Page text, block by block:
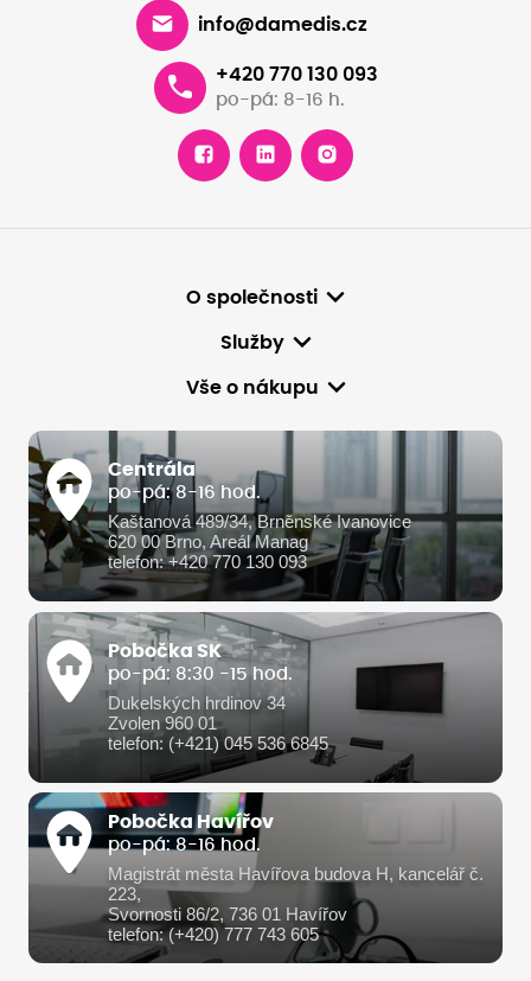
info@damedis.cz
+420 770 130 093
po-pá: 8-16 h.
O společnosti
Služby
Vše o nákupu
Centrála
po-pá: 8-16 hod.
Kaštanová 489/34, Brněnské Ivanovice
620 00 Brno, Areál Manag
telefon: +420 770 130 093
Pobočka SK
po-pá: 8:30 -15 hod.
Dukelských hrdinov 34
Zvolen 960 01
telefon: (+421) 045 536 6845
Pobočka Havířov
po-pá: 8-16 hod.
Magistrát města Havířova budova H, kancelář č.
223,
Svornosti 86/2, 736 01 Havířov
telefon: (+420) 777 743 605